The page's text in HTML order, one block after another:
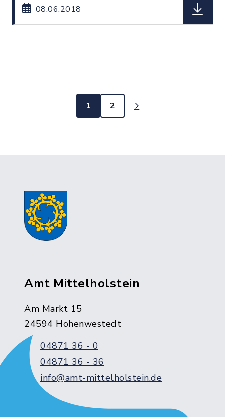
08.06.2018
1 2
Amt Mittelholstein
Am Markt 15
24594 Hohenwestedt
04871 36 - 0
04871 36 - 36
info@amt-mittelholstein.de